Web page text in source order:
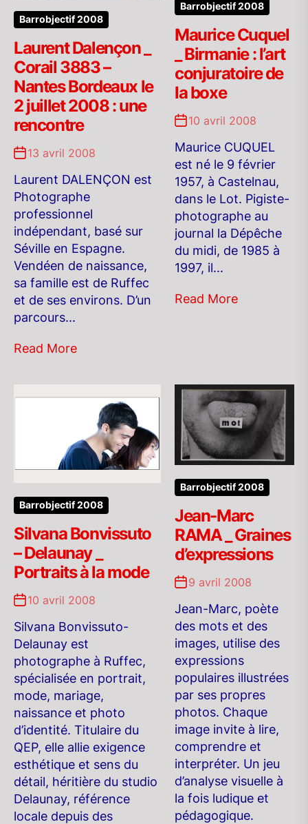
Barrobjectif 2008
Laurent Dalençon _
Corail 3883 –
Nantes Bordeaux le
2 juillet 2008 : une
rencontre
13 avril 2008
Laurent DALENÇON est
Photographe
professionnel
indépendant, basé sur
Séville en Espagne.
Vendéen de naissance,
sa famille est de Ruffec
et de ses environs. D’un
parcours...
Read More
Barrobjectif 2008
Maurice Cuquel
_ Birmanie : l’art
conjuratoire de
la boxe
10 avril 2008
Maurice CUQUEL
est né le 9 février
1957, à Castelnau,
dans le Lot. Pigiste-
photographe au
journal la Dépêche
du midi, de 1985 à
1997, il...
Read More
Barrobjectif 2008
Silvana Bonvissuto
– Delaunay _
Portraits à la mode
10 avril 2008
Silvana Bonvissuto-
Delaunay est
photographe à Ruffec,
spécialisée en portrait,
mode, mariage,
naissance et photo
d’identité. Titulaire du
QEP, elle allie exigence
esthétique et sens du
détail, héritière du studio
Delaunay, référence
locale depuis des
Barrobjectif 2008
Jean-Marc
RAMA _ Graines
d’expressions
9 avril 2008
Jean-Marc, poète
des mots et des
images, utilise des
expressions
populaires illustrées
par ses propres
photos. Chaque
image invite à lire,
comprendre et
interpréter. Un jeu
d’analyse visuelle à
la fois ludique et
pédagogique.